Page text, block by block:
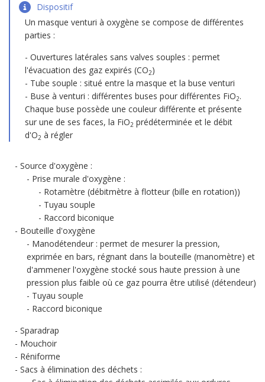
Dispositif
Un masque venturi à oxygène se compose de différentes
parties :
Ouvertures latérales sans valves souples : permet
l'évacuation des gaz expirés (CO2)
Tube souple : situé entre la masque et la buse venturi
Buse à venturi : différentes buses pour différentes FiO2.
Chaque buse possède une couleur différente et présente
sur une de ses faces, la FiO2 prédéterminée et le débit
d'O2 à régler
Source d'oxygène :
Prise murale d'oxygène :
Rotamètre (débitmètre à flotteur (bille en rotation))
Tuyau souple
Raccord biconique
Bouteille d'oxygène
Manodétendeur : permet de mesurer la pression,
exprimée en bars, régnant dans la bouteille (manomètre) et
d'ammener l'oxygène stocké sous haute pression à une
pression plus faible où ce gaz pourra être utilisé (détendeur)
Tuyau souple
Raccord biconique
Sparadrap
Mouchoir
Réniforme
Sacs à élimination des déchets :